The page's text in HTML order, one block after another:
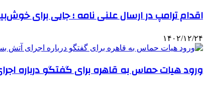
اقدام ترامپ در ارسال علنی نامه ؛ جایی برای
۱۴۰۲/۱۲/۲۴
ورود هیات حماس به قاهره برای گفتگو درباره